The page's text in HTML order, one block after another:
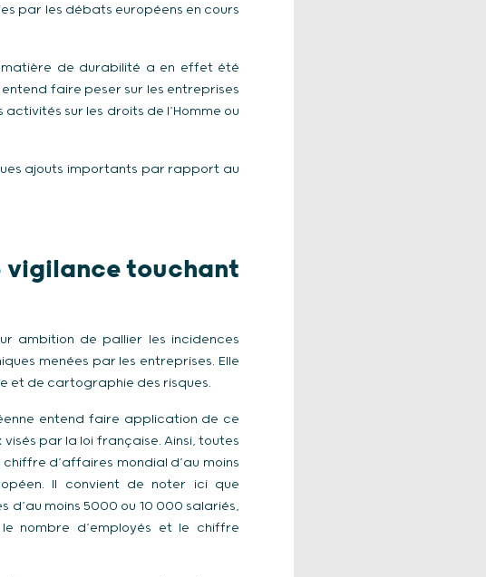
par les débats européens en cours
matière de durabilité a en effet été
faire peser sur les entreprises
sur les droits de l’Homme ou
ajouts importants par rapport au
vigilance touchant
ambition de pallier les incidences
menées par les entreprises. Elle
et de cartographie des risques.
entend faire application de ce
par la loi française. Ainsi, toutes
d’affaires mondial d’au moins
Il convient de noter ici que
moins 5000 ou 10 000 salariés,
nombre d’employés et le chiffre